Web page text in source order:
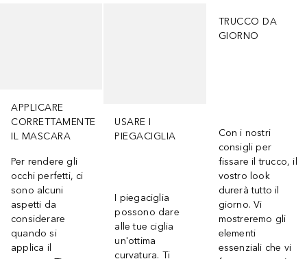
APPLICARE
CORRETTAMENTE
IL MASCARA
Per rendere gli
occhi perfetti, ci
sono alcuni
aspetti da
considerare
quando si
applica il
USARE I
PIEGACIGLIA
I piegaciglia
possono dare
alle tue ciglia
un'ottima
curvatura. Ti
TRUCCO DA
GIORNO
Con i nostri
consigli per
fissare il trucco, il
vostro look
durerà tutto il
giorno. Vi
mostreremo gli
elementi
essenziali che vi